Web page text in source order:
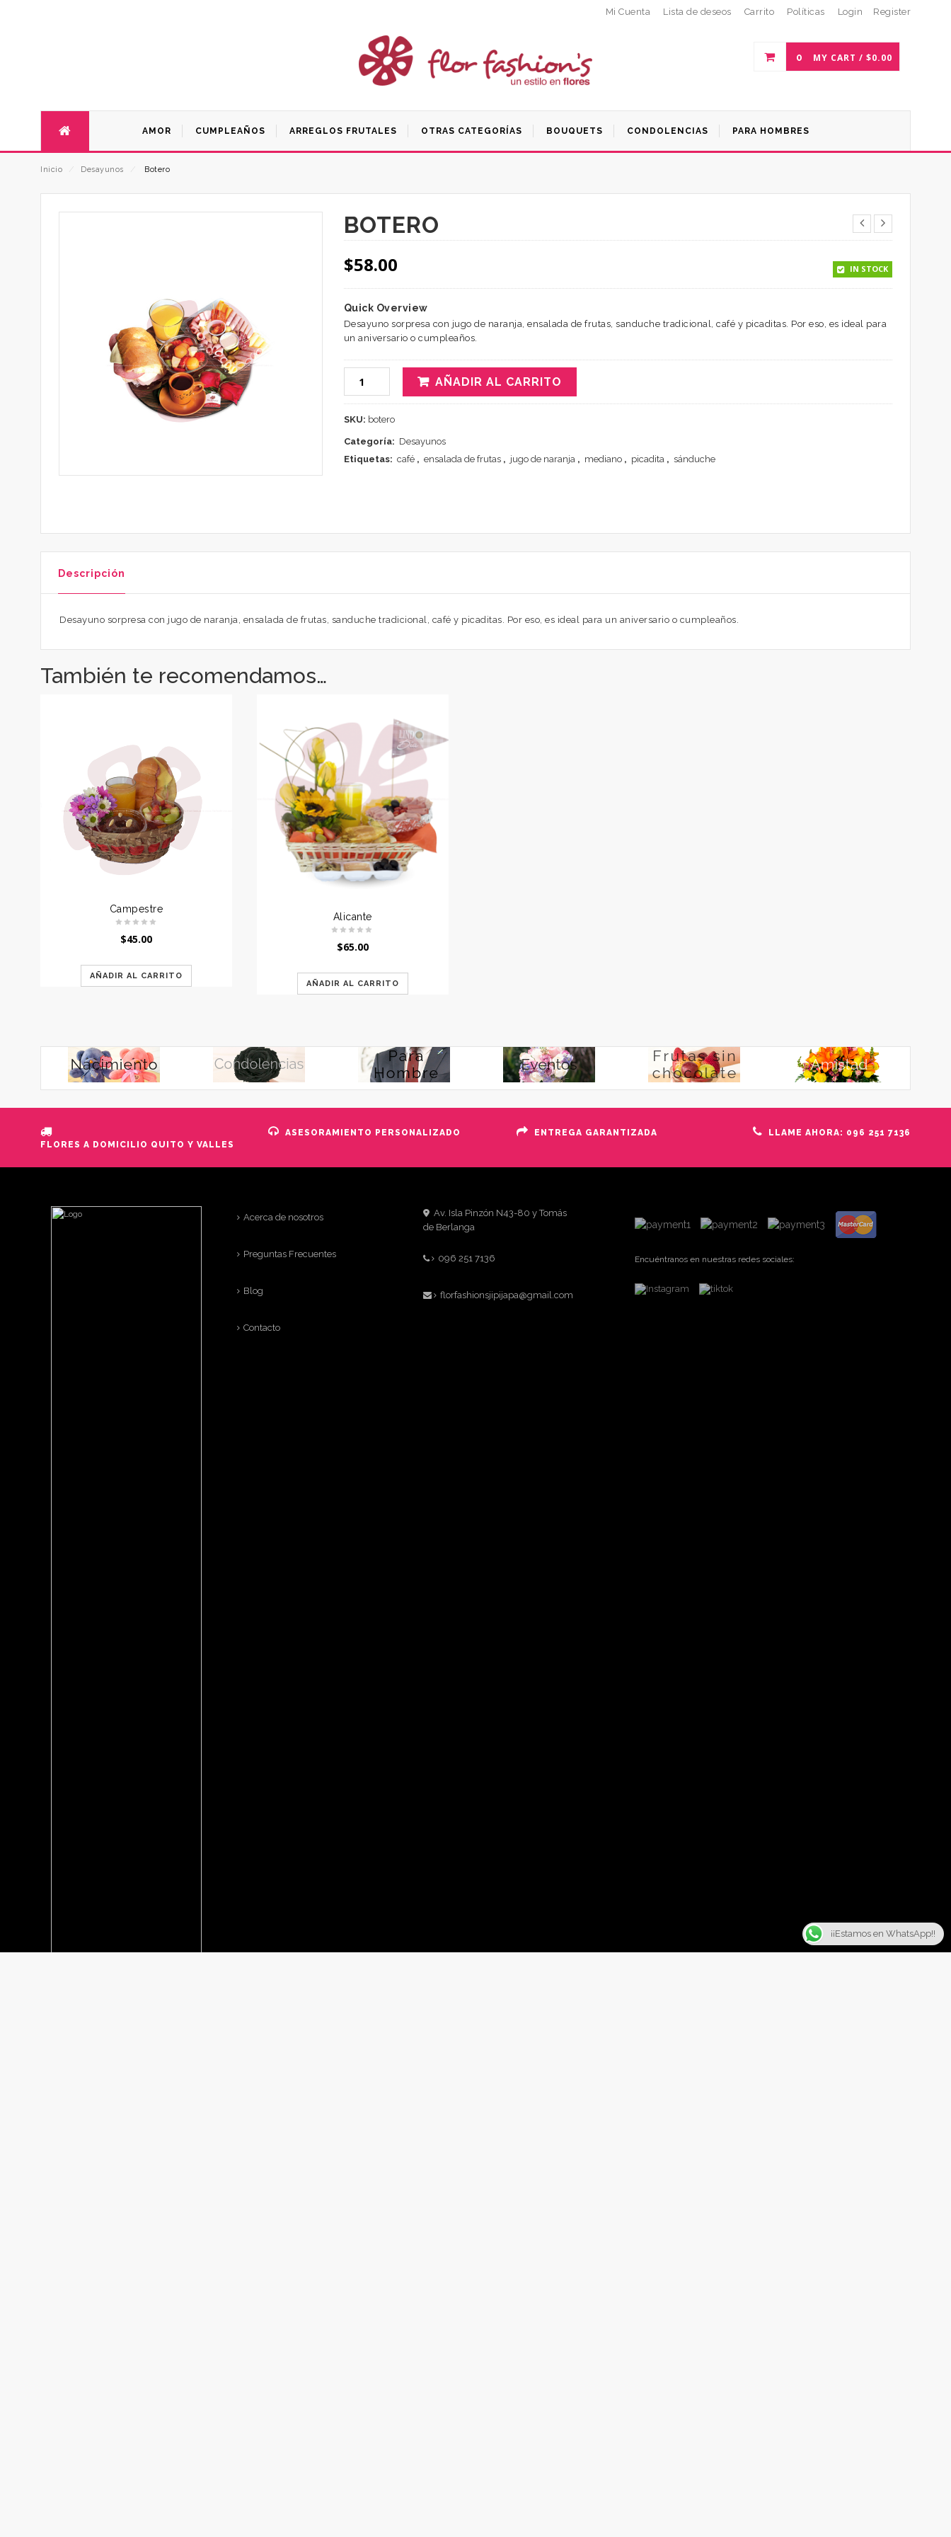
Mi Cuenta Lista de deseos Carrito Políticas Login Register
0 MY CART / $0.00
AMOR CUMPLEAÑOS ARREGLOS FRUTALES OTRAS CATEGORÍAS BOUQUETS CONDOLENCIAS PARA HOMBRES
Inicio Desayunos Botero
BOTERO
$58.00 IN STOCK
Quick Overview
Desayuno sorpresa con jugo de naranja, ensalada de frutas, sanduche tradicional, café y picaditas. Por eso, es ideal para
un aniversario o cumpleaños.
AÑADIR AL CARRITO
SKU: botero
Categoría: Desayunos
Etiquetas: café , ensalada de frutas , jugo de naranja , mediano , picadita , sánduche
Descripción
Desayuno sorpresa con jugo de naranja, ensalada de frutas, sanduche tradicional, café y picaditas. Por eso, es ideal para un aniversario o cumpleaños.
También te recomendamos…
Campestre
$45.00
AÑADIR AL CARRITO
Alicante
$65.00
AÑADIR AL CARRITO
FLORES A DOMICILIO QUITO Y VALLES
ASESORAMIENTO PERSONALIZADO ENTREGA GARANTIZADA LLAME AHORA: 096 251 7136
Acerca de nosotros
Preguntas Frecuentes
Blog
Contacto
Av. Isla Pinzón N43-80 y Tomás
de Berlanga
096 251 7136
florfashionsjipijapa@gmail.com
Encuéntranos en nuestras redes sociales:
¡¡Estamos en WhatsApp!!